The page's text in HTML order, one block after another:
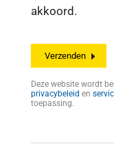
akkoord.
Deze website wordt
privacybeleid en
toepassing.